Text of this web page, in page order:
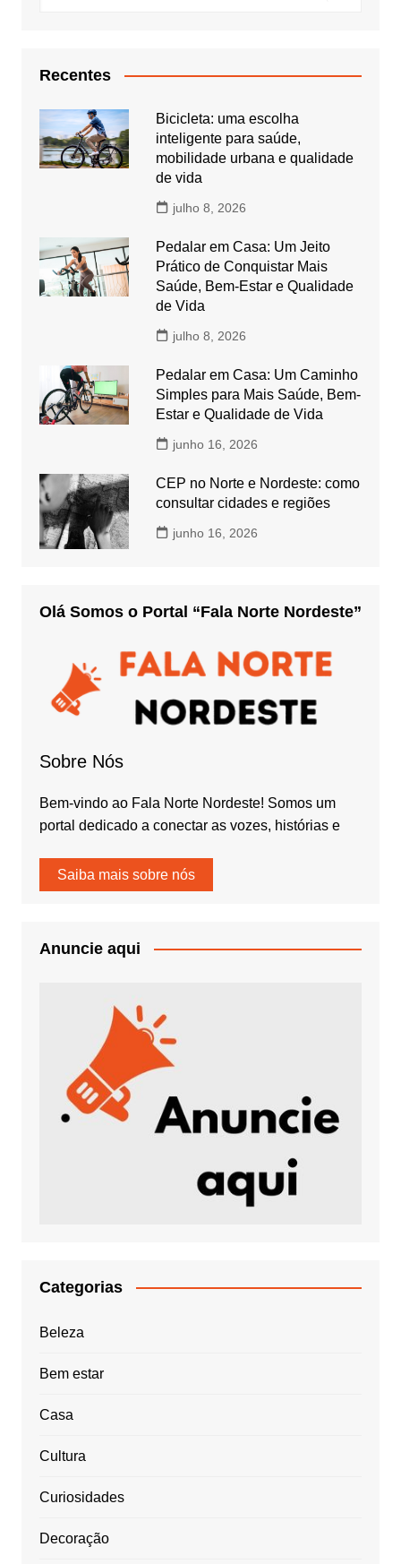
Recentes
Bicicleta: uma escolha
inteligente para saúde,
mobilidade urbana e qualidade
de vida
julho 8, 2026
Pedalar em Casa: Um Jeito
Prático de Conquistar Mais
Saúde, Bem-Estar e Qualidade
de Vida
julho 8, 2026
Pedalar em Casa: Um Caminho
Simples para Mais Saúde, Bem-
Estar e Qualidade de Vida
junho 16, 2026
CEP no Norte e Nordeste: como
consultar cidades e regiões
junho 16, 2026
Olá Somos o Portal “Fala Norte Nordeste”
Sobre Nós
Bem-vindo ao Fala Norte Nordeste! Somos um
portal dedicado a conectar as vozes, histórias e
Saiba mais sobre nós
Anuncie aqui
Categorias
Beleza
Bem estar
Casa
Cultura
Curiosidades
Decoração